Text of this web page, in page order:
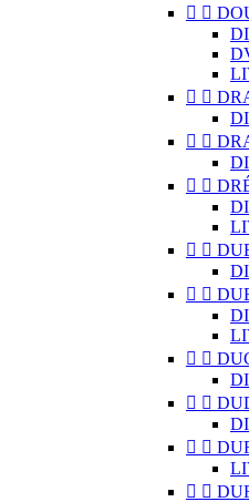
 
 
 
 
 
 
 
 
 
 